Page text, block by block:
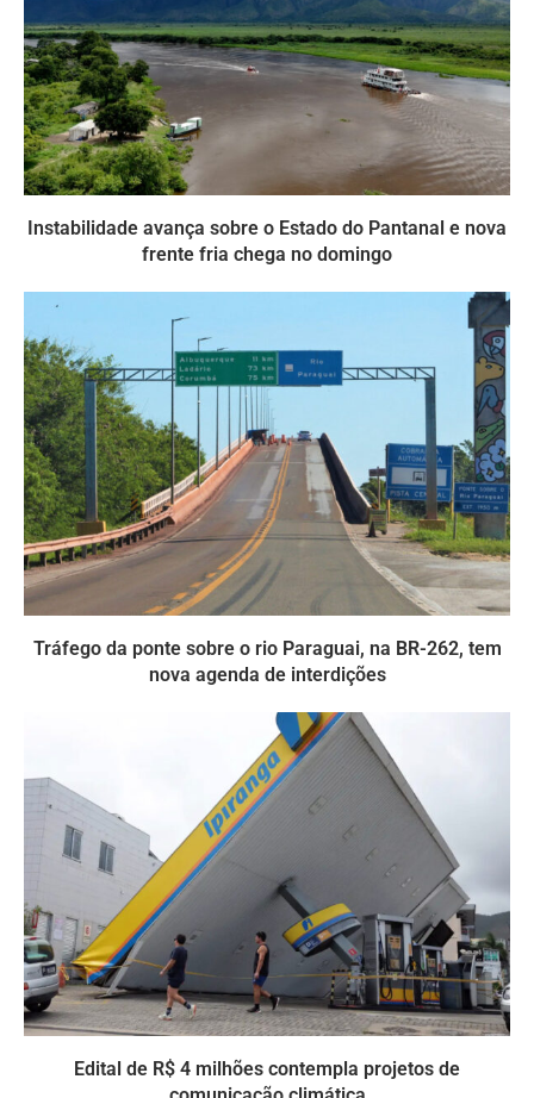
Instabilidade avança sobre o Estado do Pantanal e nova
frente fria chega no domingo
Tráfego da ponte sobre o rio Paraguai, na BR-262, tem
nova agenda de interdições
Edital de R$ 4 milhões contempla projetos de